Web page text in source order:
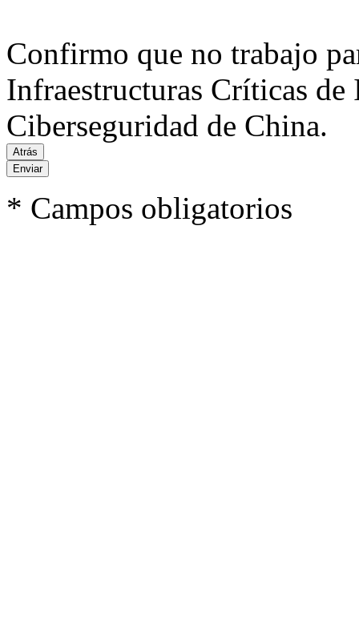
Confirmo que no trabajo
Infraestructuras Críticas
Ciberseguridad de China.
Enviar
* Campos obligatorios